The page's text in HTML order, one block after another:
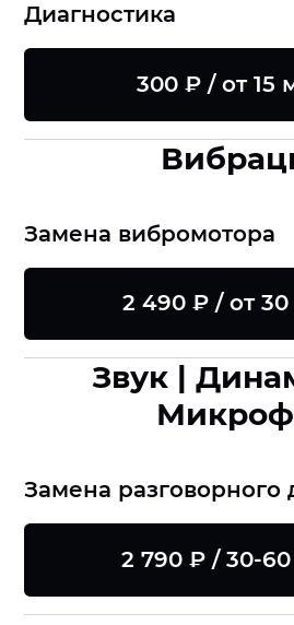
Диагностика
300 ₽ / от 15
Замена вибромотора
2 490 ₽ / от
Звук |
Замена разговорного
2 790 ₽ / 30-